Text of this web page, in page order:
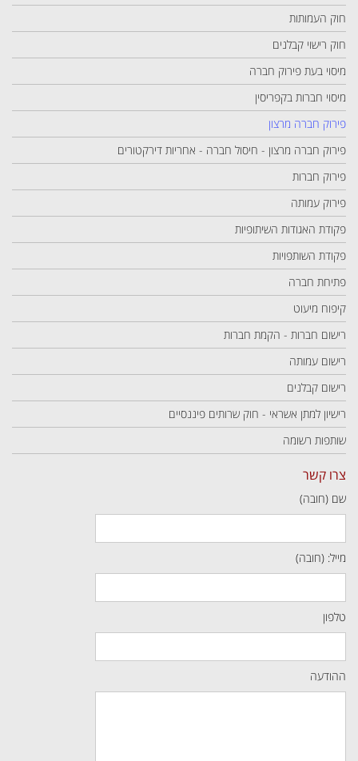
חוק העמותות
חוק רישוי קבלנים
מיסוי בעת פירוק חברה
מיסוי חברות בקפריסין
פירוק חברה מרצון
פירוק חברה מרצון - חיסול חברה - אחריות דירקטורים
פירוק חברות
פירוק עמותה
פקודת האגודות השיתופיות
פקודת השותפויות
פתיחת חברה
קיפוח מיעוט
רישום חברות - הקמת חברות
רישום עמותה
רישום קבלנים
רישיון למתן אשראי - חוק שרותים פיננסיים
שותפות רשומה
צרו קשר
שם (חובה)
מייל: (חובה)
טלפון
ההודעה